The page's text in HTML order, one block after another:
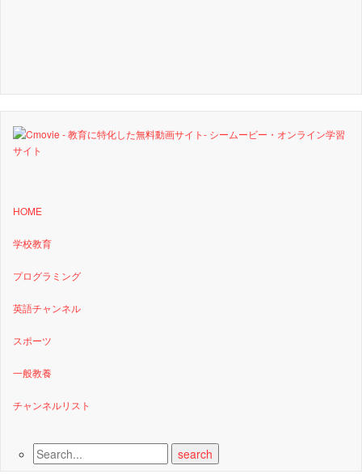
HOME
学校教育
プログラミング
英語チャンネル
スポーツ
一般教養
チャンネルリスト